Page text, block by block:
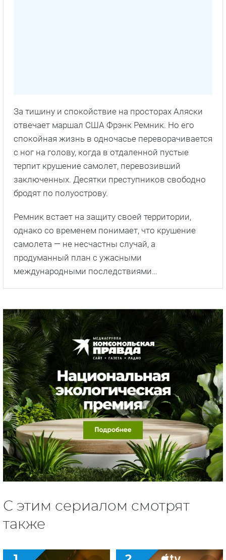
За тишину и спокойствие на просторах Аляски
отвечает маршал США Фрэнк Ремник. Но его
спокойная жизнь в одночасье переворачивается
с ног на голову, когда в отдаленной пустые
терпит крушение самолет, перевозивший
заключенных. Десятки преступников свободно
бродят по полуострову.
Ремник встает на защиту своей территории,
однако со временем понимает, что крушение
самолета — не несчастны случай, а
продуманный план с ужасными
международными последствиями…
С этим сериалом смотрят
также